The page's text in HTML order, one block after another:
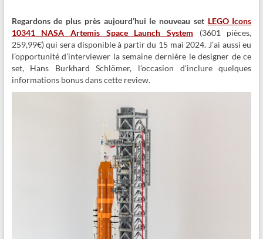
Regardons de plus près aujourd’hui le nouveau set LEGO Icons
10341 NASA Artemis Space Launch System (3601 pièces,
259,99€) qui sera disponible à partir du 15 mai 2024. J’ai aussi eu
l’opportunité d’interviewer la semaine dernière le designer de ce
set, Hans Burkhard Schlömer, l’occasion d’inclure quelques
informations bonus dans cette review.